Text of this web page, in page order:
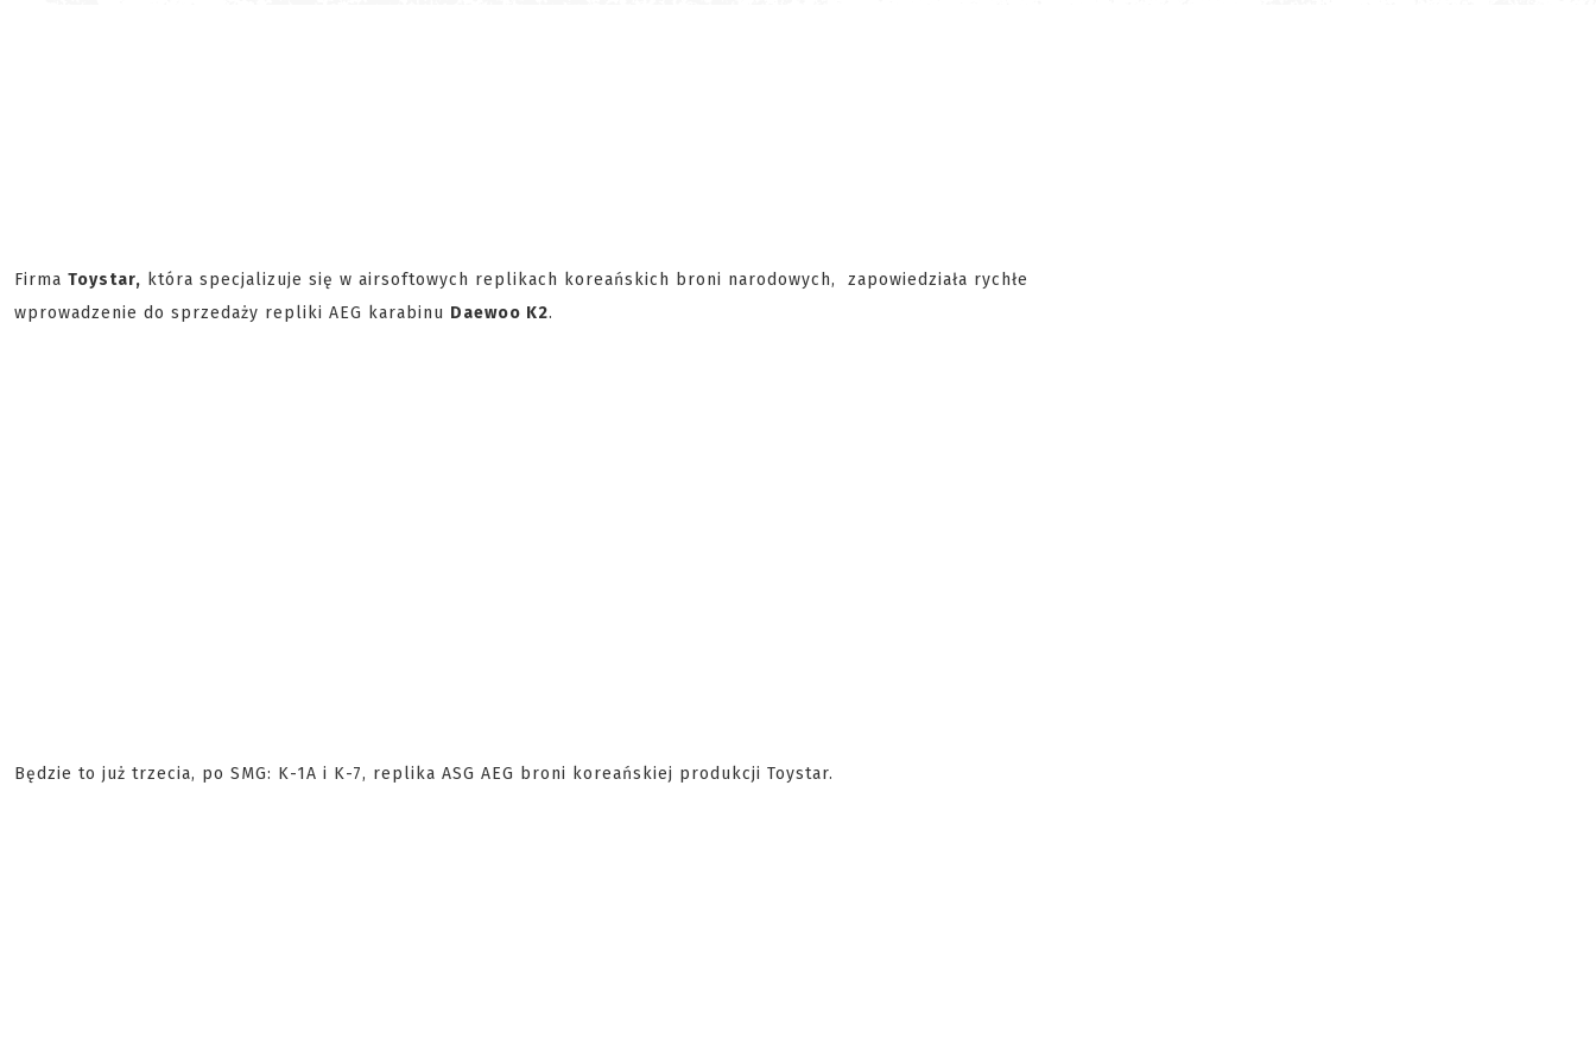
Firma Toystar, która specjalizuje się w airsoftowych replikach koreańskich broni narodowych, zapowiedziała rychłe
wprowadzenie do sprzedaży repliki AEG karabinu Daewoo K2.
Będzie to już trzecia, po SMG: K-1A i K-7, replika ASG AEG broni koreańskiej produkcji Toystar.